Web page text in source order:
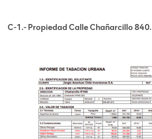
C-1.- Propiedad Calle Chañarcillo 840.